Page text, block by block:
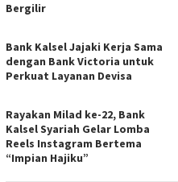
Bergilir
Bank Kalsel Jajaki Kerja Sama
dengan Bank Victoria untuk
Perkuat Layanan Devisa
Rayakan Milad ke-22, Bank
Kalsel Syariah Gelar Lomba
Reels Instagram Bertema
“Impian Hajiku”